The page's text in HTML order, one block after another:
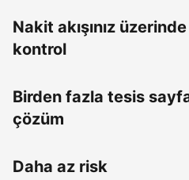
Nakit akışınız
kontrol
Birden fazla tesis
çözüm
Daha az risk